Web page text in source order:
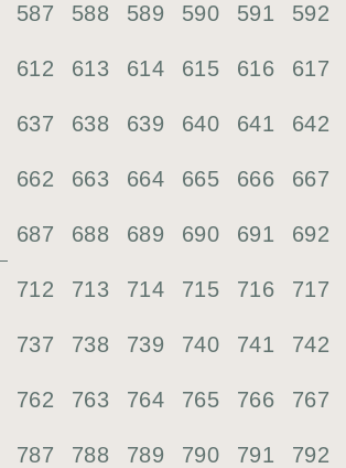
587 588 589 590 591 592
612 613 614 615 616 617
637 638 639 640 641 642
662 663 664 665 666 667
687 688 689 690 691 692
712 713 714 715 716 717
737 738 739 740 741 742
762 763 764 765 766 767
787 788 789 790 791 792